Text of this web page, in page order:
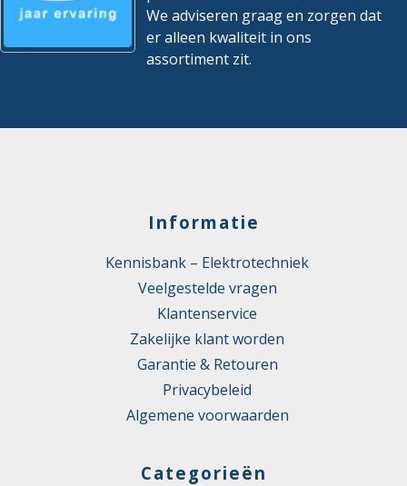
We adviseren graag en zorgen dat
er alleen kwaliteit in ons
assortiment zit.
Informatie
Kennisbank – Elektrotechniek
Veelgestelde vragen
Klantenservice
Zakelijke klant worden
Garantie & Retouren
Privacybeleid
Algemene voorwaarden
Categorieën